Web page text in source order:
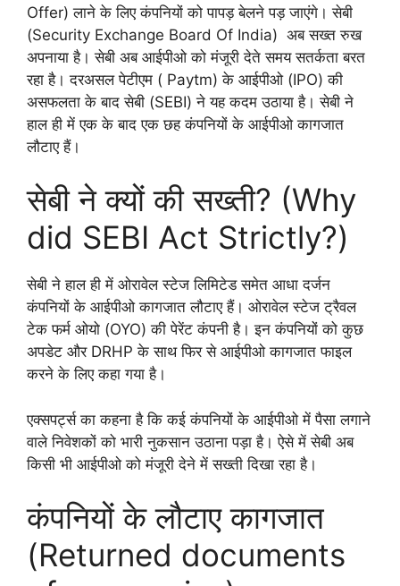
Offer) लाने के लिए कंपनियों को पापड़ बेलने पड़ जाएंगे। सेबी
(Security Exchange Board Of India) अब सख्त रुख
अपनाया है। सेबी अब आईपीओ को मंजूरी देते समय सतर्कता बरत
रहा है। दरअसल पेटीएम ( Paytm) के आईपीओ (IPO) की
असफलता के बाद सेबी (SEBI) ने यह कदम उठाया है। सेबी ने
हाल ही में एक के बाद एक छह कंपनियों के आईपीओ कागजात
लौटाए हैं।
सेबी ने क्यों की सख्ती? (Why
did SEBI Act Strictly?)
सेबी ने हाल ही में ओरावेल स्टेज लिमिटेड समेत आधा दर्जन
कंपनियों के आईपीओ कागजात लौटाए हैं। ओरावेल स्टेज ट्रैवल
टेक फर्म ओयो (OYO) की पेरेंट कंपनी है। इन कंपनियों को कुछ
अपडेट और DRHP के साथ फिर से आईपीओ कागजात फाइल
करने के लिए कहा गया है।
एक्सपर्ट्स का कहना है कि कई कंपनियों के आईपीओ में पैसा लगाने
वाले निवेशकों को भारी नुकसान उठाना पड़ा है। ऐसे में सेबी अब
किसी भी आईपीओ को मंजूरी देने में सख्ती दिखा रहा है।
कंपनियों के लौटाए कागजात
(Returned documents